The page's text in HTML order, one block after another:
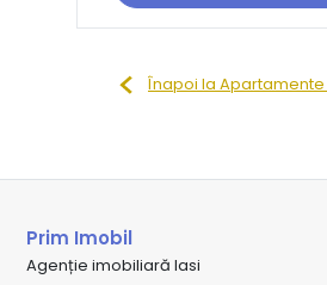
Înapoi la
Prim Imobil
Agenție imobiliară Iasi